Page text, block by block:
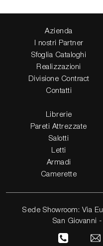
Azienda
I nostri Partner
Sfoglia Cataloghi
Realizzazioni
Divisione Contract
Contatti
Librerie
Pareti Attrezzate
Salotti
Letti
Armadi
Camerette
Sede Showroom: Via
San Giovanni